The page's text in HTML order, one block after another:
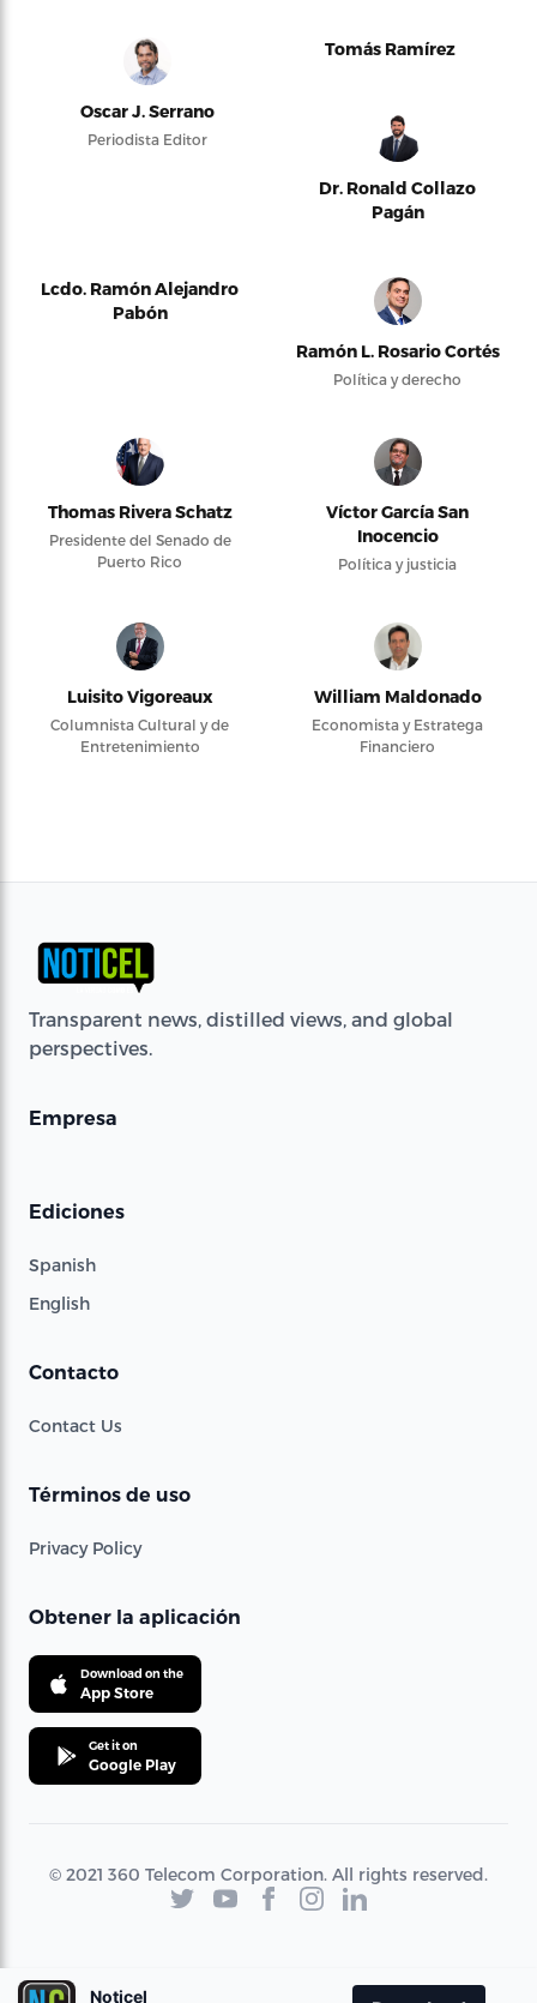
Oscar J. Serrano
Periodista Editor
Tomás Ramírez
Dr. Ronald Collazo
Pagán
Lcdo. Ramón Alejandro
Pabón
Ramón L. Rosario Cortés
Política y derecho
Thomas Rivera Schatz
Presidente del Senado de
Puerto Rico
Víctor García San
Inocencio
Política y justicia
Luisito Vigoreaux
Columnista Cultural y de
Entretenimiento
William Maldonado
Economista y Estratega
Financiero
Transparent news, distilled views, and global
perspectives.
Empresa
Ediciones
Spanish
English
Contacto
Contact Us
Términos de uso
Privacy Policy
Obtener la aplicación
Download on the
App Store
Get it on
Google Play
© 2021 360 Telecom Corporation. All rights reserved.
Noticel